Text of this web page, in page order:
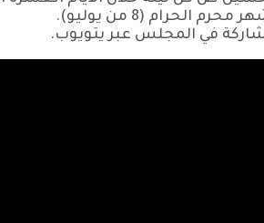
(8 من يوليو).
في المجلس عبر يتويوب.